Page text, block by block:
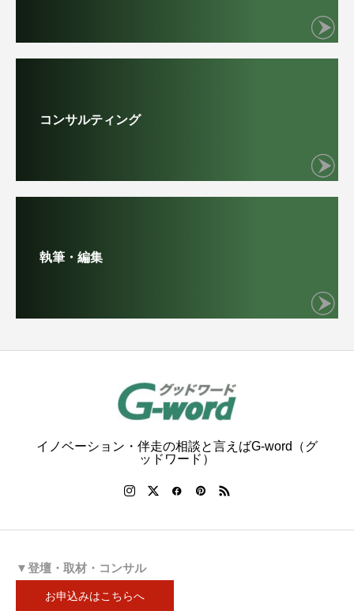
コンサルティング
執筆・編集
イノベーション・伴走の相談と言えばG-word（グ
ッドワード）
▼登壇・取材・コンサル
お申込みはこちらへ